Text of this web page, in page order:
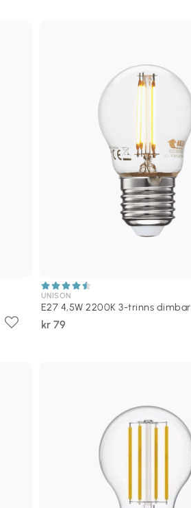
UNISON
E27 4,5W 2200K 3-trinns dimbar
kr 79